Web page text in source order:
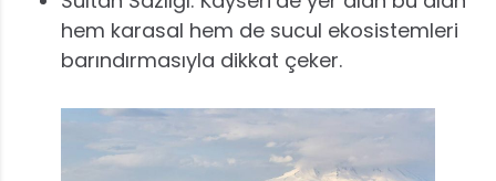
hem karasal hem de sucul ekosistemleri
barındırmasıyla dikkat çeker.